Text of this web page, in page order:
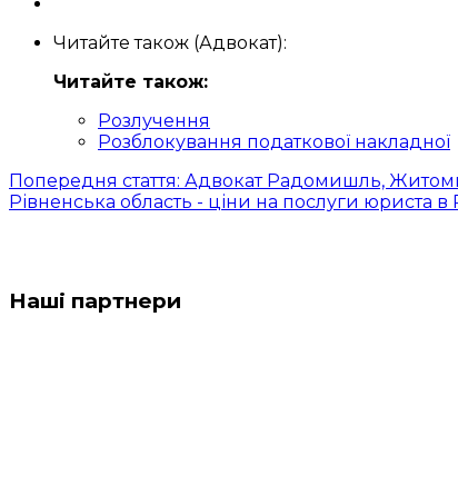
Читайте також (Адвокат):
Читайте також:
Розлучення
Розблокування податкової накладної
Попередня стаття: Адвокат Радомишль,
Рівненська область - ціни на послуги юриста в
Наші партнери